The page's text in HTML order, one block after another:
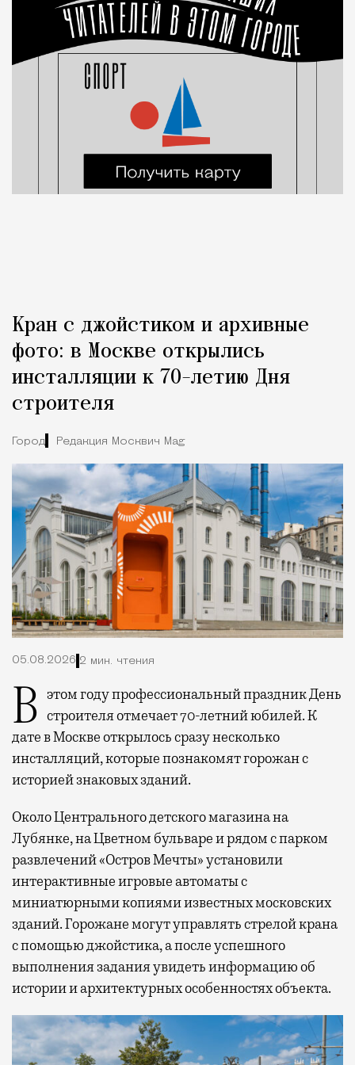
Кран с джойстиком и архивные
фото: в Москве открылись
инсталляции к 70-летию Дня
строителя
Город Редакция Москвич Mag
05.08.2026 2 мин. чтения
В этом году профессиональный праздник День строителя отмечает 70-летний юбилей. К
дате в Москве открылось сразу несколько
инсталляций, которые познакомят горожан с
историей знаковых зданий.
Около Центрального детского магазина на
Лубянке, на Цветном бульваре и рядом с парком
развлечений «Остров Мечты» установили
интерактивные игровые автоматы с
миниатюрными копиями известных московских
зданий. Горожане могут управлять стрелой крана
с помощью джойстика, а после успешного
выполнения задания увидеть информацию об
истории и архитектурных особенностях объекта.